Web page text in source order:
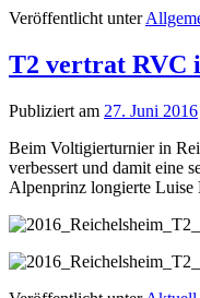
Veröffentlicht unter
T2 vertrat RVC
Publiziert am 27. Juni 2016
Beim Voltigierturnier in
verbessert und damit eine
Alpenprinz longierte Luise